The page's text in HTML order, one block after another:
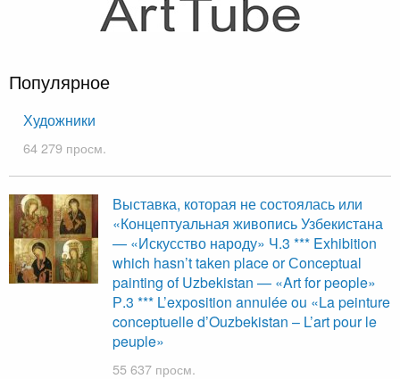
Популярное
Художники
64 279 просм.
Выставка, которая не состоялась или
«Концептуальная живопись Узбекистана
— «Искусство народу» Ч.3 *** Exhibition
which hasn’t taken place or Сonceptual
painting of Uzbekistan — «Art for people»
Р.3 *** L’exposition annulée ou «La peinture
conceptuelle d’Ouzbekistan – L’art pour le
peuple»
55 637 просм.